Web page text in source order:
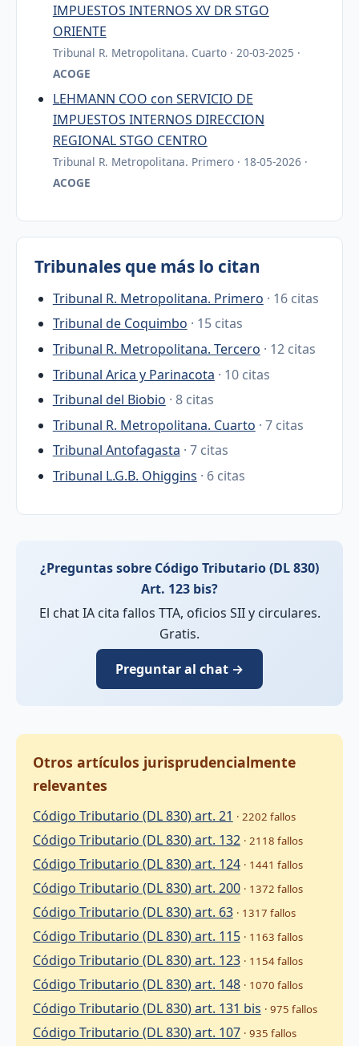
IMPUESTOS INTERNOS XV DR STGO
ORIENTE
Tribunal R. Metropolitana. Cuarto · 20-03-2025 ·
ACOGE
LEHMANN COO con SERVICIO DE
IMPUESTOS INTERNOS DIRECCION
REGIONAL STGO CENTRO
Tribunal R. Metropolitana. Primero · 18-05-2026 ·
ACOGE
Tribunales que más lo citan
Tribunal R. Metropolitana. Primero · 16 citas
Tribunal de Coquimbo · 15 citas
Tribunal R. Metropolitana. Tercero · 12 citas
Tribunal Arica y Parinacota · 10 citas
Tribunal del Biobio · 8 citas
Tribunal R. Metropolitana. Cuarto · 7 citas
Tribunal Antofagasta · 7 citas
Tribunal L.G.B. Ohiggins · 6 citas
¿Preguntas sobre Código Tributario (DL 830)
Art. 123 bis?
El chat IA cita fallos TTA, oficios SII y circulares.
Gratis.
Preguntar al chat →
Otros artículos jurisprudencialmente
relevantes
Código Tributario (DL 830) art. 21 · 2202 fallos
Código Tributario (DL 830) art. 132 · 2118 fallos
Código Tributario (DL 830) art. 124 · 1441 fallos
Código Tributario (DL 830) art. 200 · 1372 fallos
Código Tributario (DL 830) art. 63 · 1317 fallos
Código Tributario (DL 830) art. 115 · 1163 fallos
Código Tributario (DL 830) art. 123 · 1154 fallos
Código Tributario (DL 830) art. 148 · 1070 fallos
Código Tributario (DL 830) art. 131 bis · 975 fallos
Código Tributario (DL 830) art. 107 · 935 fallos